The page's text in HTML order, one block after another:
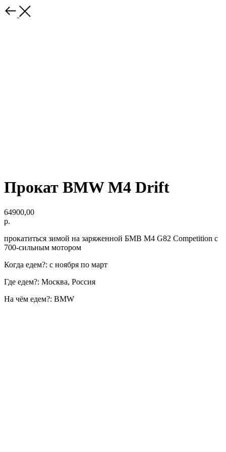
Прокат BMW M4 Drift
64900,00
р.
прокатиться зимой на заряженной БМВ M4 G82 Competition с
700-сильным мотором
Когда едем?: с ноября по март
Где едем?: Москва, Россия
На чём едем?: BMW